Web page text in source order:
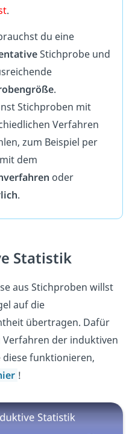
.
du eine
Stichprobe und
.
Stichproben mit
Verfahren
zum Beispiel per
dem
oder
.
Statistik
aus Stichproben willst
auf die
übertragen. Dafür
der induktiven
diese funktionieren,
!